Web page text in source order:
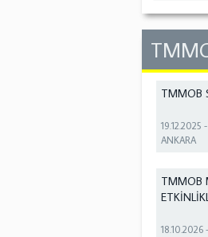
TMMOB
19.12.2025
ANKARA
TMMOB
18.10.2026